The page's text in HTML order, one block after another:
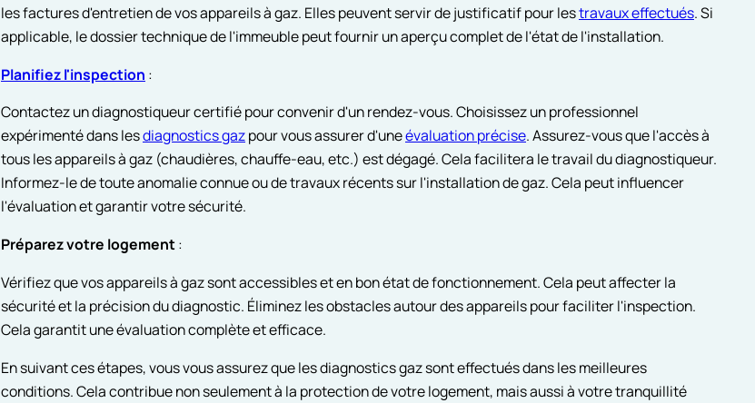
les factures d'entretien de vos appareils à gaz. Elles peuvent servir de justificatif pour lestravaux effectués. Si
applicable, le dossier technique de l'immeuble peut fournir un aperçu complet de l'état de l'installation.
Planifiez l'inspection :
Contactez un diagnostiqueur certifié pour convenir d'un rendez-vous. Choisissez un professionnel
expérimenté dans lesdiagnostics gazpour vous assurer d'uneévaluation précise. Assurez-vous que l'accès à
tous les appareils à gaz (chaudières, chauffe-eau, etc.) est dégagé. Cela facilitera le travail du diagnostiqueur.
Informez-le de toute anomalie connue ou de travaux récents sur l'installation de gaz. Cela peut influencer
l'évaluation et garantir votre sécurité.
Préparez votre logement:
Vérifiez que vos appareils à gaz sont accessibles et en bon état de fonctionnement. Cela peut affecter la
sécurité et la précision du diagnostic. Éliminez les obstacles autour des appareils pour faciliter l'inspection.
Cela garantit une évaluation complète et efficace.
En suivant ces étapes, vous vous assurez que les diagnostics gaz sont effectués dans les meilleures
conditions. Cela contribue non seulement à la protection de votre logement, mais aussi à votre tranquillité